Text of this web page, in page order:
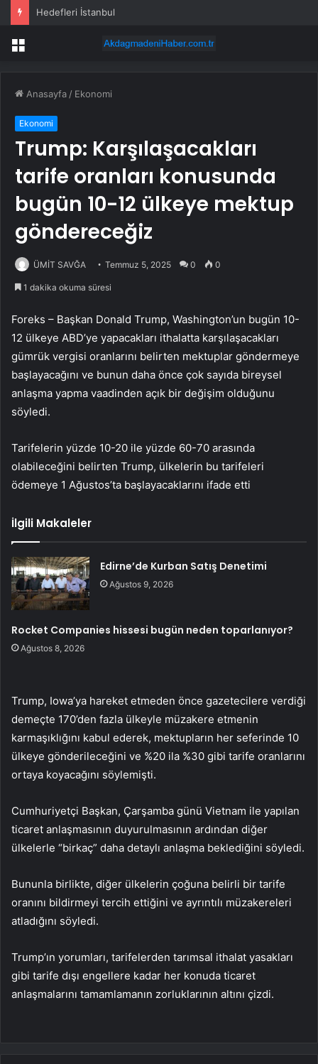
Hedefleri İstanbul
Menü
Anasayfa / Ekonomi
Ekonomi
Trump: Karşılaşacakları
tarife oranları konusunda
bugün 10-12 ülkeye mektup
göndereceğiz
ÜMİT SAVĞA Temmuz 5, 2025 0 0
1 dakika okuma süresi
Foreks – Başkan Donald Trump, Washington’un bugün 10-
12 ülkeye ABD’ye yapacakları ithalatta karşılaşacakları
gümrük vergisi oranlarını belirten mektuplar göndermeye
başlayacağını ve bunun daha önce çok sayıda bireysel
anlaşma yapma vaadinden açık bir değişim olduğunu
söyledi.
Tarifelerin yüzde 10-20 ile yüzde 60-70 arasında
olabileceğini belirten Trump, ülkelerin bu tarifeleri
ödemeye 1 Ağustos’ta başlayacaklarını ifade etti
İlgili Makaleler
Edirne’de Kurban Satış Denetimi
Ağustos 9, 2026
Rocket Companies hissesi bugün neden toparlanıyor?
Ağustos 8, 2026
Trump, Iowa’ya hareket etmeden önce gazetecilere verdiği
demeçte 170’den fazla ülkeyle müzakere etmenin
karmaşıklığını kabul ederek, mektupların her seferinde 10
ülkeye gönderileceğini ve %20 ila %30 gibi tarife oranlarını
ortaya koyacağını söylemişti.
Cumhuriyetçi Başkan, Çarşamba günü Vietnam ile yapılan
ticaret anlaşmasının duyurulmasının ardından diğer
ülkelerle “birkaç” daha detaylı anlaşma beklediğini söyledi.
Bununla birlikte, diğer ülkelerin çoğuna belirli bir tarife
oranını bildirmeyi tercih ettiğini ve ayrıntılı müzakereleri
atladığını söyledi.
Trump’ın yorumları, tarifelerden tarımsal ithalat yasakları
gibi tarife dışı engellere kadar her konuda ticaret
anlaşmalarını tamamlamanın zorluklarının altını çizdi.